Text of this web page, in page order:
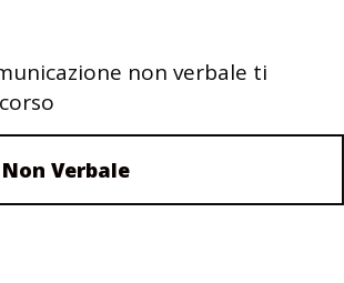
non verbale ti
Verbale